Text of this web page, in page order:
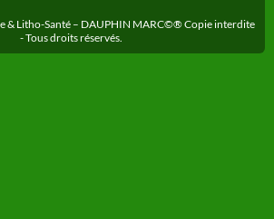
& Litho-Santé – DAUPHIN MARC©® Copie interdite
- Tous droits réservés.